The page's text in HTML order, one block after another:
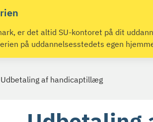
er det altid SU-kontoret på dit
på uddannelsesstedets egen
Udbetaling af handicaptillæg